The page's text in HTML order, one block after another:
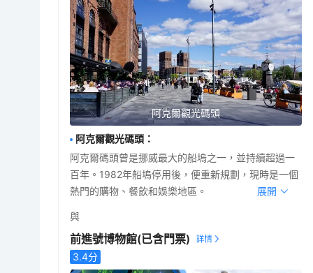
阿克爾觀光碼頭
阿克爾觀光碼頭 ：
阿克爾碼頭曾是挪威最大的船塢之一，並持續超過一
百年。1982年船塢停用後，便重新規劃，現時是一個
熱門的購物、餐飲和娛樂地區。
展開
與
前進號博物館(已含門票)
3.4分